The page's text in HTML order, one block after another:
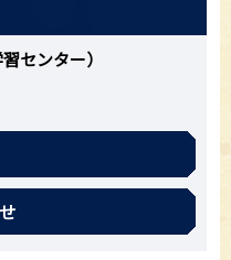
センター）